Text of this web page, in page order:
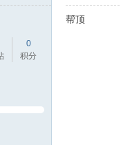
0
积分
帮顶